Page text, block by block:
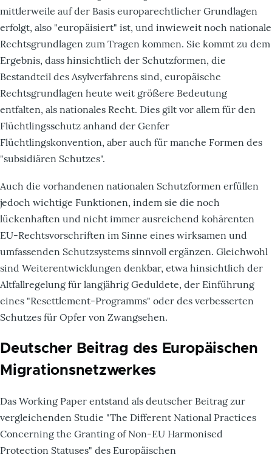
mittlerweile auf der Basis europarechtlicher Grundlagen
erfolgt, also "europäisiert" ist, und inwieweit noch nationale
Rechtsgrundlagen zum Tragen kommen. Sie kommt zu dem
Ergebnis, dass hinsichtlich der Schutzformen, die
Bestandteil des Asylverfahrens sind, europäische
Rechtsgrundlagen heute weit größere Bedeutung
entfalten, als nationales Recht. Dies gilt vor allem für den
Flüchtlingsschutz anhand der Genfer
Flüchtlingskonvention, aber auch für manche Formen des
"subsidiären Schutzes".
Auch die vorhandenen nationalen Schutzformen erfüllen
jedoch wichtige Funktionen, indem sie die noch
lückenhaften und nicht immer ausreichend kohärenten
EU-Rechtsvorschriften im Sinne eines wirksamen und
umfassenden Schutzsystems sinnvoll ergänzen. Gleichwohl
sind Weiterentwicklungen denkbar, etwa hinsichtlich der
Altfallregelung für langjährig Geduldete, der Einführung
eines "Resettlement-Programms" oder des verbesserten
Schutzes für Opfer von Zwangsehen.
Deutscher Beitrag des Europäischen
Migrationsnetzwerkes
Das Working Paper entstand als deutscher Beitrag zur
vergleichenden Studie "The Different National Practices
Concerning the Granting of Non-EU Harmonised
Protection Statuses" des Europäischen